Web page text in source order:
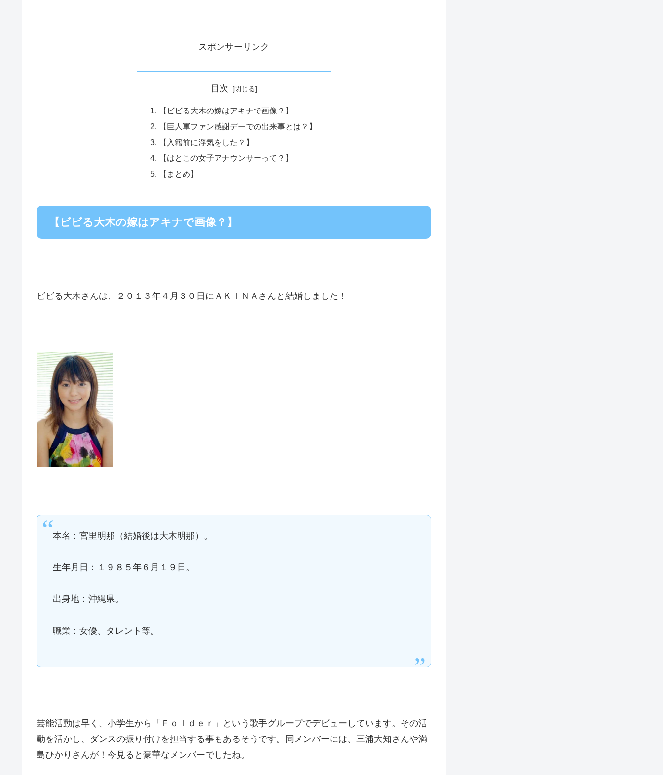
スポンサーリンク
目次
【ビビる大木の嫁はアキナで画像？】
【巨人軍ファン感謝デーでの出来事とは？】
【入籍前に浮気をした？】
【はとこの女子アナウンサーって？】
【まとめ】
【ビビる大木の嫁はアキナで画像？】
ビビる大木さんは、２０１３年４月３０日にＡＫＩＮＡさんと結婚しました！
本名：宮里明那（結婚後は大木明那）。
生年月日：１９８５年６月１９日。
出身地：沖縄県。
職業：女優、タレント等。
芸能活動は早く、小学生から「Ｆｏｌｄｅｒ」という歌手グループでデビューしています。その活
動を活かし、ダンスの振り付けを担当する事もあるそうです。同メンバーには、三浦大知さんや満
島ひかりさんが！今見ると豪華なメンバーでしたね。